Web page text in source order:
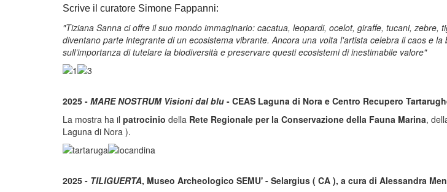
Scrive il curatore Simone Fappanni:
"Tiziana Sanna ci offre il suo mondo immaginario: cacatua, leopardi, ocelot, giraffe, tucani,
diventano parte integrante di un ecosistema vibrante. Ancora una volta l'artista celebra il caos e
sull’importanza di tutelare la biodiversità e preservare questi ecosistemi di inestimabile valore"
2025 - MARE NOSTRUM Visioni dal blu - CEAS Laguna di Nora e Centro Recupero
La mostra ha il patrocinio della Rete Regionale per la Conservazione della Fauna Marina,
Laguna di Nora ).
2025 - TILIGUERTA, Museo Archeologico SEMU' - Selargius ( CA ), a cura di Alessandra